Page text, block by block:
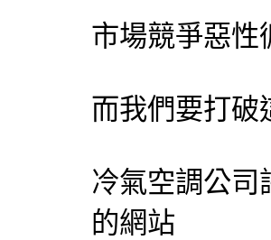
市場競爭惡性
而我們要打破
冷氣空調公司
的網站